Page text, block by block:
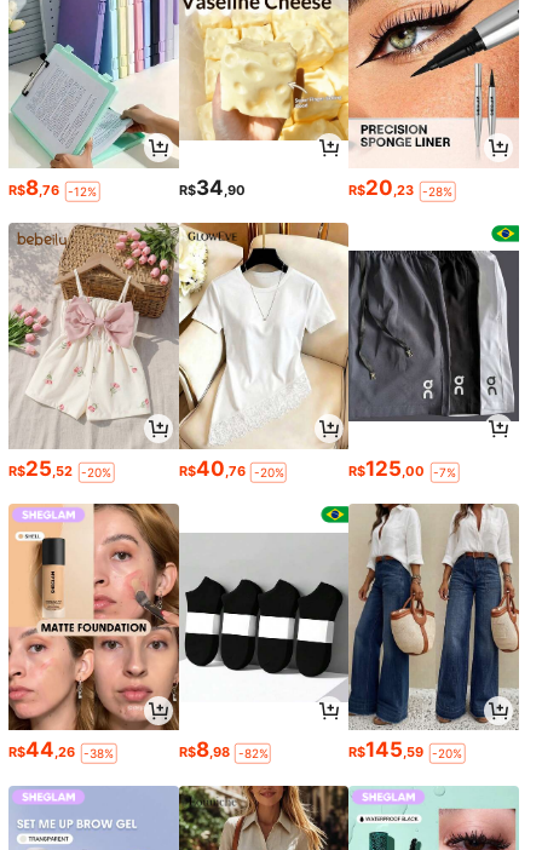
R$8,76 -12% R$34,90 R$20,23 -28%
R$25,52 -20% R$40,76 -20% R$125,00 -7%
R$44,26 -38% R$8,98 -82% R$145,59 -20%